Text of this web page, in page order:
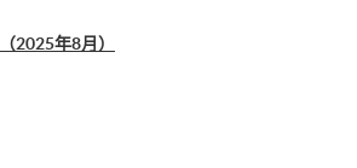
2025年8月）